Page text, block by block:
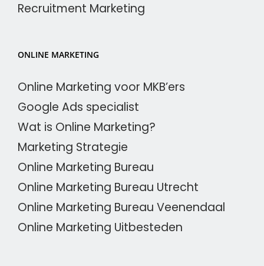
Recruitment Marketing
ONLINE MARKETING
Online Marketing voor MKB’ers
Google Ads specialist
Wat is Online Marketing?
Marketing Strategie
Online Marketing Bureau
Online Marketing Bureau Utrecht
Online Marketing Bureau Veenendaal
Online Marketing Uitbesteden